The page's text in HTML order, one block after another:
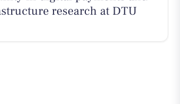
research at DTU